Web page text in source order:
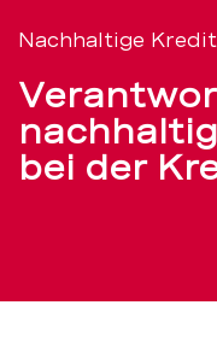
Unsere
Ziele
und
–
Nachhaltige
bei der